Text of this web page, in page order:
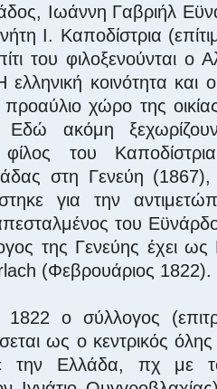
Ιωάννη Γαβριήλ
Ι. Καποδίστρια
του φιλοξενούνται ο
κοινότητα και
χώρο της
Εδώ ακόμη
του
στη Γενεύη
για την
του
της Γενεύης έχει
(Φεβρουάριος 1822).
ο σύλλογος
ως ο κεντρικός όλης
την Ελλάδα, πχ με